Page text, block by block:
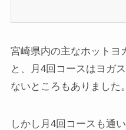
宮崎県内の主なホットヨ
と、月4回コースはヨガ
ないところもありました。
しかし月4回コースも通